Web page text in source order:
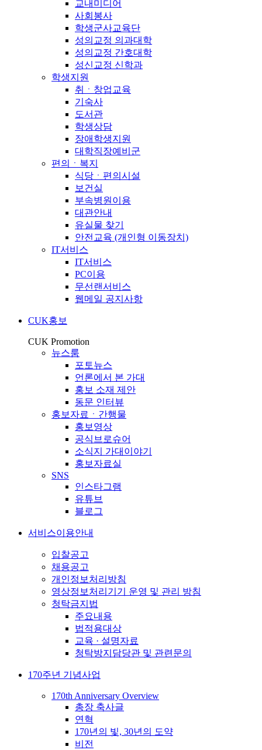
교내미디어
사회봉사
학생군사교육단
성의교정 의과대학
성의교정 간호대학
성신교정 신학과
학생지원
취ㆍ창업교육
기숙사
도서관
학생상담
장애학생지원
대학직장예비군
편의ㆍ복지
식당ㆍ편의시설
보건실
부속병원이용
대관안내
유실물 찾기
안전교육 (개인형 이동장치)
IT서비스
IT서비스
PC이용
무선랜서비스
웹메일 공지사항
CUK홍보
CUK Promotion
뉴스룸
포토뉴스
언론에서 본 가대
홍보 소재 제안
동문 인터뷰
홍보자료ㆍ간행물
홍보영상
공식브로슈어
소식지 가대이야기
홍보자료실
SNS
인스타그램
유튜브
블로그
서비스이용안내
입찰공고
채용공고
개인정보처리방침
영상정보처리기기 운영 및 관리 방침
청탁금지법
주요내용
법적용대상
교육 · 설명자료
청탁방지담당관 및 관련문의
170주년 기념사업
170th Anniversary Overview
총장 축사글
연혁
170년의 빛, 30년의 도약
비전